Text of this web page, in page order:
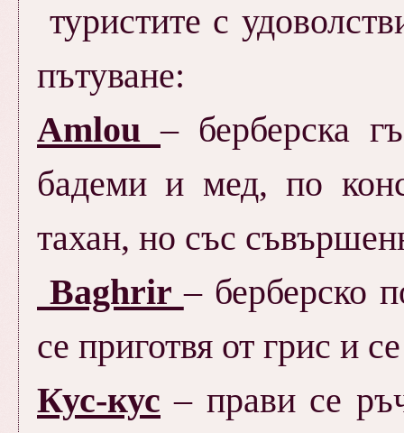
туристите с
пътуване:
Amlou– берберска
бадеми и мед, по
тахан, но със
Baghrir–берберско
се приготвя от грис и
Кус-кус – прави се